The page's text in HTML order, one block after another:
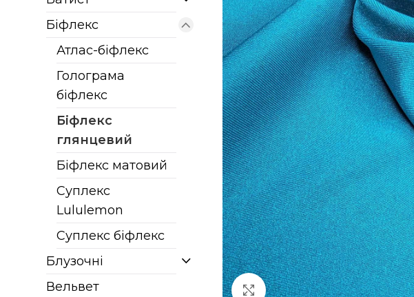
Біфлекс
Атлас-біфлекс
Голограма
біфлекс
Біфлекс
глянцевий
Біфлекс матовий
Суплекс
Lululemon
Суплекс біфлекс
Блузочні
Вельвет
Клацніть, щоб збільшити